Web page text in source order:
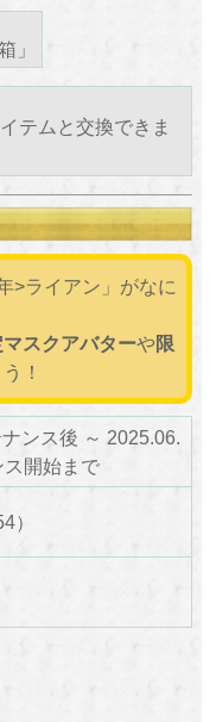
」
テムと交換できま
>ライアン」がなに
マスクアバターや限
！
ンス後 ～ 2025.06.
開始まで
）